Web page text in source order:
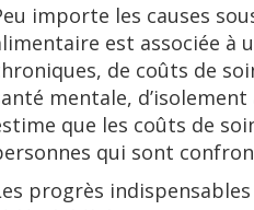
importe les causes
est associée à
de coûts de
mentale,
que les coûts de
qui sont
progrès